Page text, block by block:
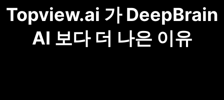
Topview.ai 가 DeepBrain
AI 보다 더 나은 이유